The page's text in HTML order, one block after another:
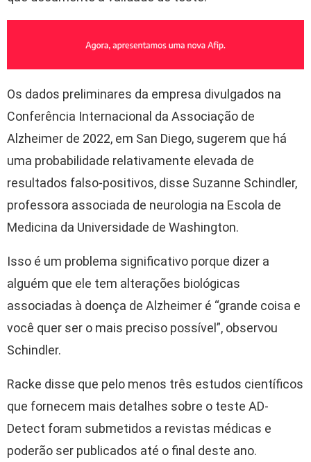
Os dados preliminares da empresa divulgados na
Conferência Internacional da Associação de
Alzheimer de 2022, em San Diego, sugerem que há
uma probabilidade relativamente elevada de
resultados falso-positivos, disse Suzanne Schindler,
professora associada de neurologia na Escola de
Medicina da Universidade de Washington.
Isso é um problema significativo porque dizer a
alguém que ele tem alterações biológicas
associadas à doença de Alzheimer é “grande coisa e
você quer ser o mais preciso possível”, observou
Schindler.
Racke disse que pelo menos três estudos científicos
que fornecem mais detalhes sobre o teste AD-
Detect foram submetidos a revistas médicas e
poderão ser publicados até o final deste ano.